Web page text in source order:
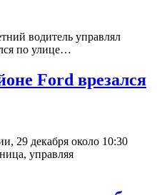
водитель управлял
по улице…
Ford врезался
29 декабря около 10:30
управляя